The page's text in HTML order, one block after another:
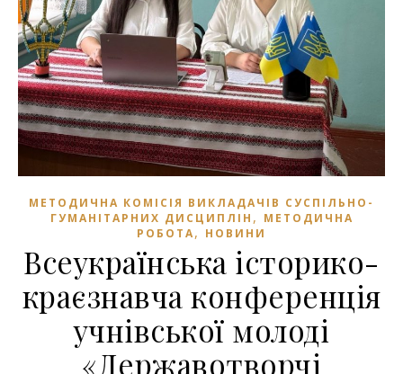
МЕТОДИЧНА КОМІСІЯ ВИКЛАДАЧІВ СУСПІЛЬНО-
ГУМАНІТАРНИХ ДИСЦИПЛІН , МЕТОДИЧНА
РОБОТА, НОВИНИ
Всеукраїнська історико-
краєзнавча конференція
учнівської молоді
«Державотворчі